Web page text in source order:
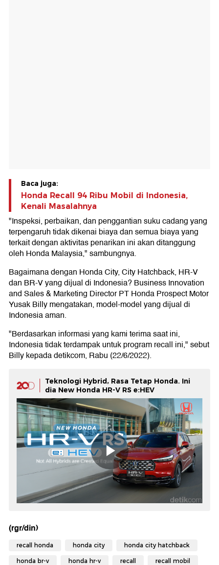
Baca juga:
Honda Recall 94 Ribu Mobil di Indonesia,
Kenali Masalahnya
"Inspeksi, perbaikan, dan penggantian suku cadang yang
terpengaruh tidak dikenai biaya dan semua biaya yang
terkait dengan aktivitas penarikan ini akan ditanggung
oleh Honda Malaysia," sambungnya.
Bagaimana dengan Honda City, City Hatchback, HR-V
dan BR-V yang dijual di Indonesia? Business Innovation
and Sales & Marketing Director PT Honda Prospect Motor
Yusak Billy mengatakan, model-model yang dijual di
Indonesia aman.
"Berdasarkan informasi yang kami terima saat ini,
Indonesia tidak terdampak untuk program recall ini," sebut
Billy kepada detikcom, Rabu (22/6/2022).
Teknologi Hybrid, Rasa Tetap Honda. Ini
dia New Honda HR-V RS e:HEV
(rgr/din)
recall honda honda city honda city hatchback
honda br-v honda hr-v recall recall mobil